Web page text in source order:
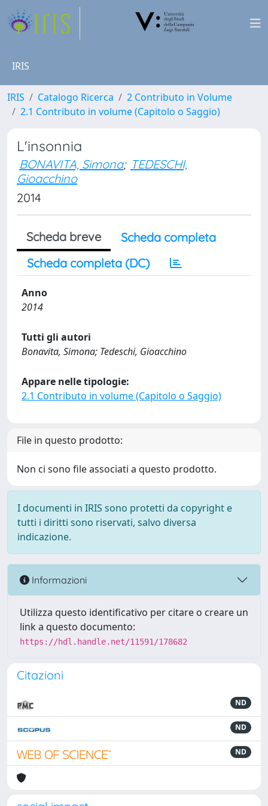
IRIS
IRIS Catalogo Ricerca
2 Contributo in Volume
2.1 Contributo in volume (Capitolo o Saggio)
L'insonnia
BONAVITA, Simona; TEDESCHI,
Gioacchino
2014
Scheda breve
Scheda completa
Scheda completa (DC)
Anno
2014
Tutti gli autori
Bonavita, Simona; Tedeschi, Gioacchino
Appare nelle tipologie:
2.1 Contributo in volume (Capitolo o Saggio)
File in questo prodotto:
Non ci sono file associati a questo prodotto.
I documenti in IRIS sono protetti da copyright e
tutti i diritti sono riservati, salvo diversa
indicazione.
Informazioni
Utilizza questo identificativo per citare o creare un
link a questo documento:
https://hdl.handle.net/11591/178682
Citazioni
ND
ND
ND